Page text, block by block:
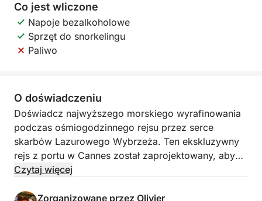
Co jest wliczone
Napoje bezalkoholowe
Sprzęt do snorkelingu
Paliwo
O doświadczeniu
Doświadcz najwyższego morskiego wyrafinowania
podczas ośmiogodzinnego rejsu przez serce
skarbów Lazurowego Wybrzeża. Ten ekskluzywny
rejs z portu w Cannes został zaprojektowany, aby
zapewnić wyjątkowy komfort wymagającym
najbardziej majestatycznej odsłonie. Statek pomieści
Czytaj więcej
Zorganizowane przez Olivier